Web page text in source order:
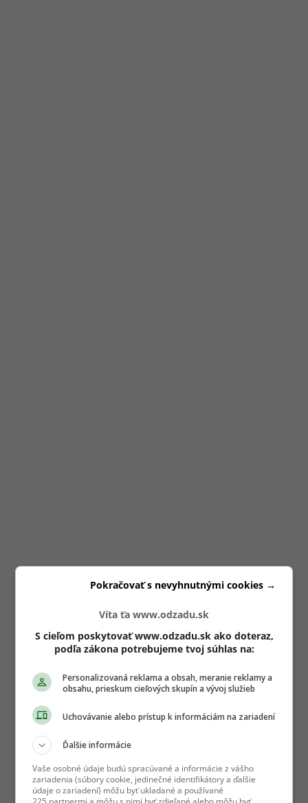
Víta ťa www.odzadu.sk
S cieľom poskytovať www.odzadu.sk ako doteraz,
podľa zákona potrebujeme tvoj súhlas na:
Personalizovaná reklama a obsah, meranie reklamy a
obsahu, prieskum cieľových skupín a vývoj služieb
Uchovávanie alebo prístup k informáciám na zariadení
Ďalšie informácie
Vaše osobné údaje budú spracúvané a informácie z vášho
zariadenia (súbory cookie, jedinečné identifikátory a ďalšie
údaje o zariadení) môžu byť ukladané a používané
Pokračovať s nevyhnutnými cookies →